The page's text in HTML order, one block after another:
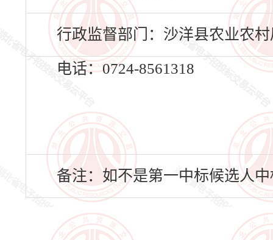
行政监督部门：沙洋县农业农村
电话：0724-8561318
备注：如不是第一中标候选人中